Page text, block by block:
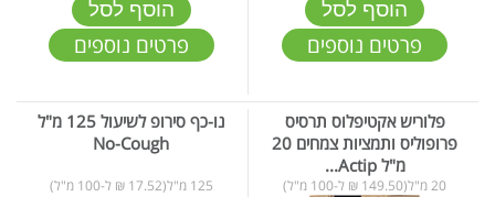
הוסף לסל
פרטים נוספים
הוסף לסל
פרטים נוספים
פלוריש אקטיפלוס תרסיס
פרופוליס ותמציות צמחים 20
מ"ל Actip...
20 מ"ל(149.50 ₪ ל-100 מ"ל)
נו-כף סירופ לשיעול 125 מ"ל
No-Cough
125 מ"ל(17.52 ₪ ל-100 מ"ל)